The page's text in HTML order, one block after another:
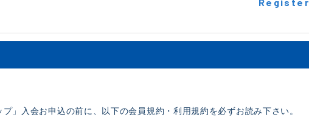
プ」入会お申込の前に、以下の会員規約・利用規約を必ずお読み下さい。